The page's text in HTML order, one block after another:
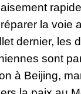
la voie
dernier, les
sont
à Beijing,